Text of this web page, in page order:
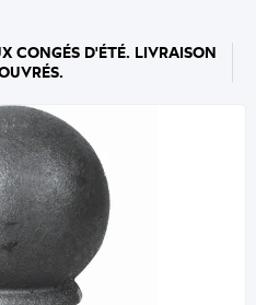
CONGÉS D'ÉTÉ. LIVRAISON